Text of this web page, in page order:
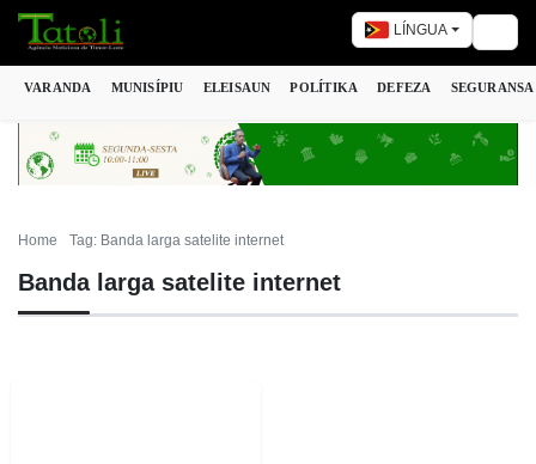
LÍNGUA
VARANDA MUNISÍPIU ELEISAUN POLÍTIKA DEFEZA SEGURANSA
Home Tag: Banda larga satelite internet
Banda larga satelite internet